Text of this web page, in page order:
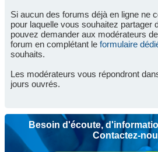
Si aucun des forums déjà en ligne ne
pour laquelle vous souhaitez partager
pouvez demander aux modérateurs
forum en complétant le formulaire
souhaits.
Les modérateurs vous répondront
jours ouvrés.
Besoin d'écoute,
Contactez-